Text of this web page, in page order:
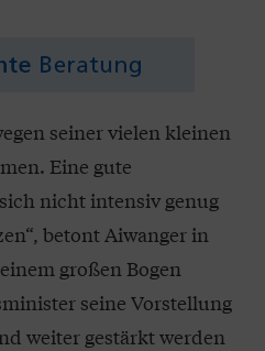
seiner vielen kleinen
Eine gute
nicht intensiv genug
betont Aiwanger in
großen Bogen
seine Vorstellung
weiter gestärkt werden